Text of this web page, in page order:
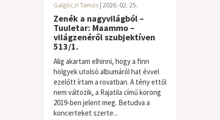
Galgóczi Tamás | 2026. 02. 25.
Zenék a nagyvilágból –
Tuuletar: Maammo –
világzenéről szubjektíven
513/1.
Alig akartam elhinni, hogy a finn
hölgyek utolsó albumáról hat évvel
ezelőtt írtam a rovatban. A tény ettől
nem változik, a Rajatila című korong
2019-ben jelent meg. Betudva a
koncerteket szerte...